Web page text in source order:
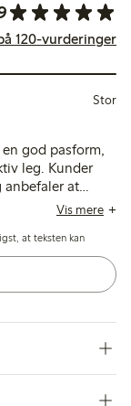
120-vurderinger
Stor
god pasform,
leg. Kunder
anbefaler at
holdbarhed og
Vis mere
at teksten kan